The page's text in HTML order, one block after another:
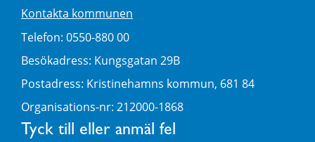
Kontakta kommunen
Telefon: 0550-880 00
Besökadress: Kungsgatan 29B
Postadress: Kristinehamns kommun, 681 84
Organisations-nr: 212000-1868
Tyck till eller anmäl fel